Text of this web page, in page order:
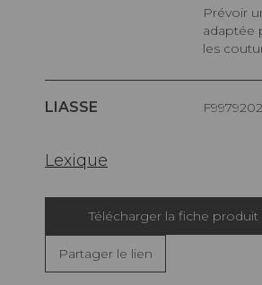
Prévoir une confection
adaptée
les
LIASSE
Lexique
Télécharger la fiche produit
Partager le lien